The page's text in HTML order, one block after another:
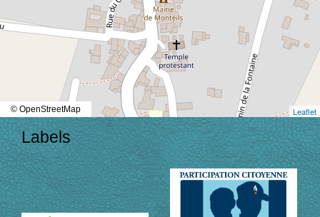
Leaflet
© OpenStreetMap
Labels